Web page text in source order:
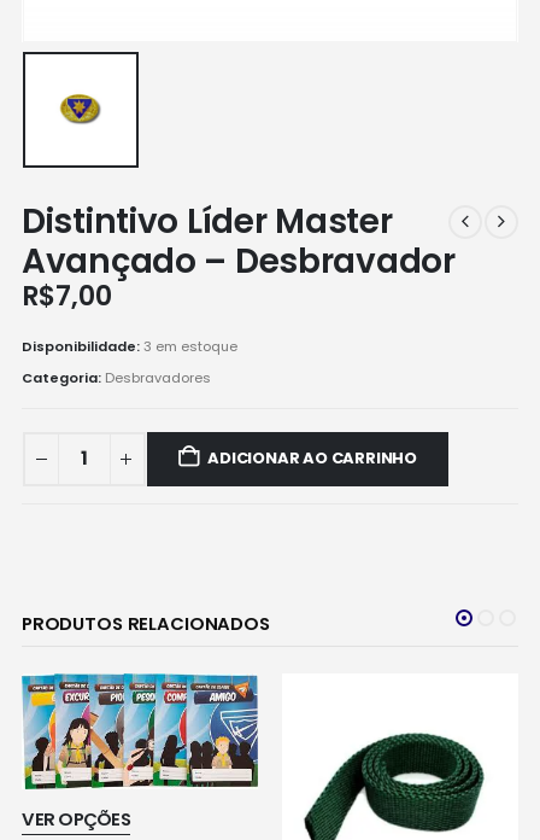
Distintivo Líder Master
Avançado – Desbravador
R$7,00
Disponibilidade:3 em estoque
Categoria: Desbravadores
ADICIONAR AO CARRINHO
PRODUTOS RELACIONADOS
VER OPÇÕESEste